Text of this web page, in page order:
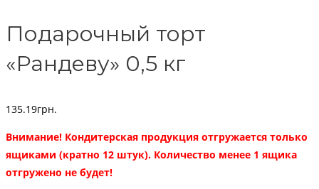
Подарочный торт
«Рандеву» 0,5 кг
135.19грн.
Внимание! Кондитерская продукция отгружается только
ящиками (кратно 12 штук). Количество менее 1 ящика
отгружено не будет!